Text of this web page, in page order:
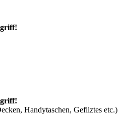
Handytaschen, Gefilztes etc.)